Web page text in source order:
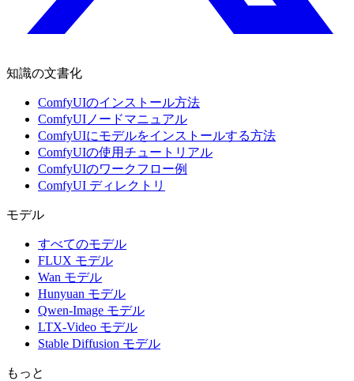
知識の文書化
ComfyUIのインストール方法
ComfyUIノードマニュアル
ComfyUIにモデルをインストールする方法
ComfyUIの使用チュートリアル
ComfyUIのワークフロー例
ComfyUI ディレクトリ
モデル
すべてのモデル
FLUX モデル
Wan モデル
Hunyuan モデル
Qwen-Image モデル
LTX-Video モデル
Stable Diffusion モデル
もっと